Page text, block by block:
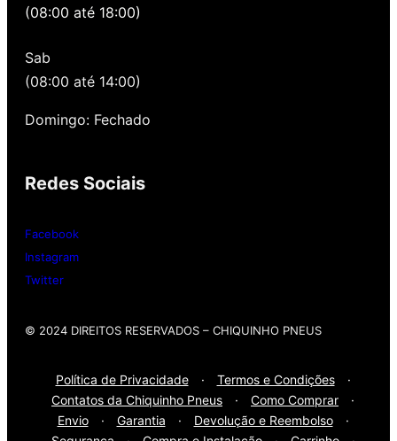
quando você precisa voltar para revisar,
nossa loja possui grande parceria com a
Whatsap: (11) 3588-4540
(08:00 até 18:00)
Sab
(08:00 até 14:00)
Domingo: Fechado
Redes Sociais
Facebook
Instagram
Twitter
© 2024 DIREITOS RESERVADOS​ – CHIQUINHO PNEUS
Política de Privacidade · Termos e Condições
·
Contatos da Chiquinho Pneus
· Como Comprar
·
Envio
· Garantia · Devolução e Reembolso
·